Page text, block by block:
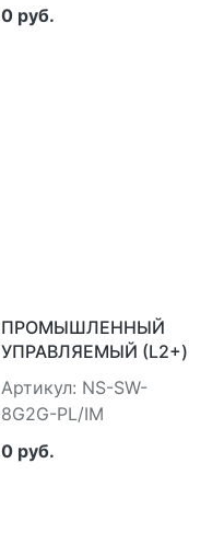
0 руб.
ПРОМЫШЛЕННЫЙ
УПРАВЛЯЕМЫЙ (L2+)
HIPOE КОММУТАТОР
GIGABIT ETHERNET
NST NS-SW-8G2G-
PL/IM
Артикул: NS-SW-
8G2G-PL/IM
0 руб.